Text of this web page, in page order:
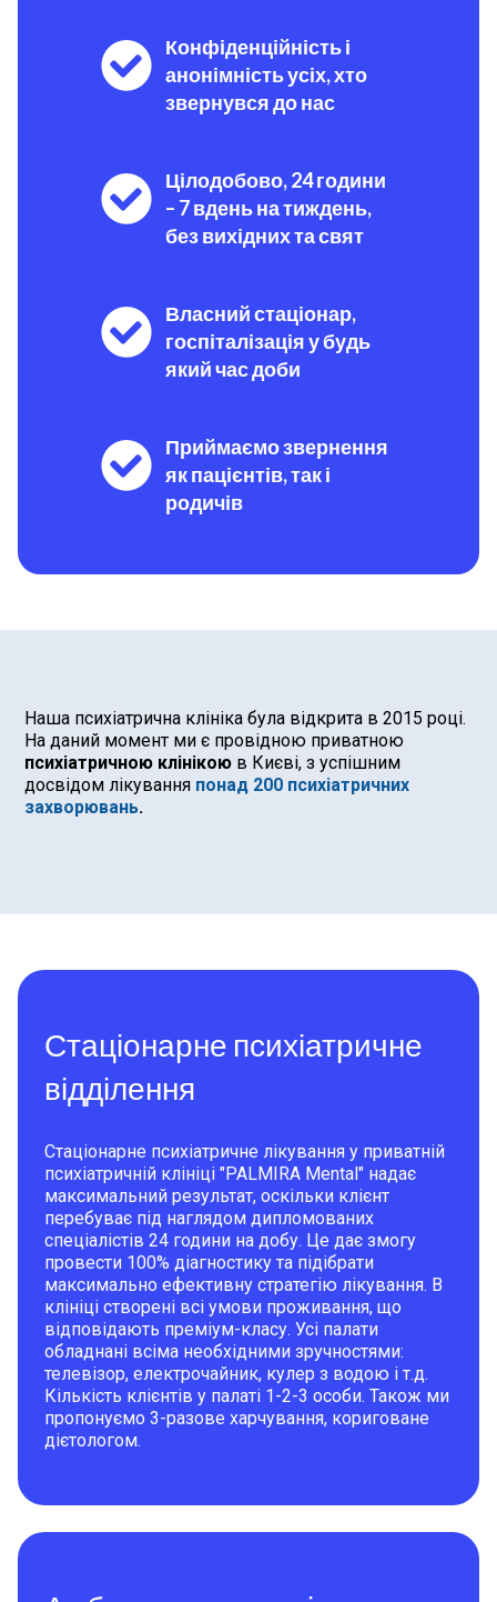
Конфіденційність і
анонімність усіх, хто
звернувся до нас
Цілодобово, 24 години
– 7 вдень на тиждень,
без вихідних та свят
Власний стаціонар,
госпіталізація у будь
який час доби
Приймаємо звернення
як пацієнтів, так і
родичів
Наша психіатрична клініка була відкрита в 2015 році.
На даний момент ми є провідною приватною
психіатричною клінікою в Києві, з успішним
досвідом лікування понад 200 психіатричних
захворювань.
Стаціонарне психіатричне
відділення
Стаціонарне психіатричне лікування у приватній
психіатричній клініці "PALMIRA Mental" надає
максимальний результат, оскільки клієнт
перебуває під наглядом дипломованих
спеціалістів 24 години на добу. Це дає змогу
провести 100% діагностику та підібрати
максимально ефективну стратегію лікування. В
клініці створені всі умови проживання, що
відповідають преміум-класу. Усі палати
обладнані всіма необхідними зручностями:
телевізор, електрочайник, кулер з водою і т.д.
Кількість клієнтів у палаті 1-2-3 особи. Також ми
пропонуємо 3-разове харчування, кориговане
дієтологом.